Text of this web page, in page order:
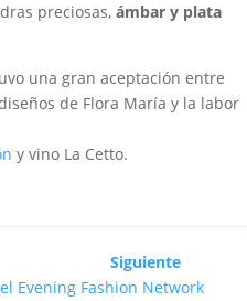
preciosas,ámbar y plata
una gran aceptación entre
de Flora María y la labor
y vino La Cetto.
Siguiente
Evening Fashion Network